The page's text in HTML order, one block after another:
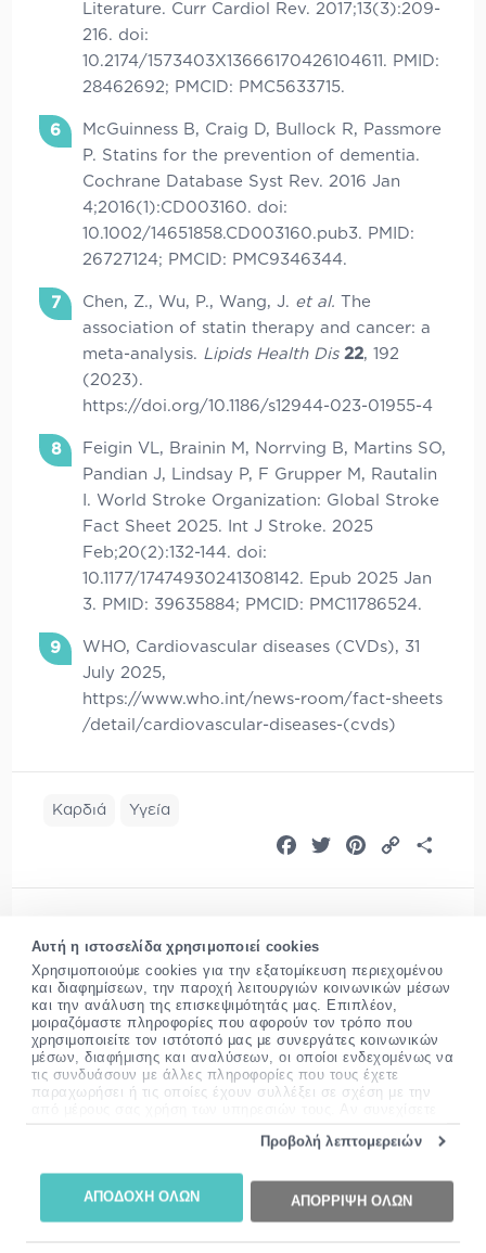
Αυτή η ιστοσελίδα χρησιμοποιεί cookies
Χρησιμοποιούμε cookies για την εξατομίκευση περιεχομένου
και διαφημίσεων, την παροχή λειτουργιών κοινωνικών μέσων
και την ανάλυση της επισκεψιμότητάς μας. Επιπλέον,
μοιραζόμαστε πληροφορίες που αφορούν τον τρόπο που
χρησιμοποιείτε τον ιστότοπό μας με συνεργάτες κοινωνικών
μέσων, διαφήμισης και αναλύσεων, οι οποίοι ενδεχομένως να
τις συνδυάσουν με άλλες πληροφορίες που τους έχετε
παραχωρήσει ή τις οποίες έχουν συλλέξει σε σχέση με την
να δείτεεδώ.
Προβολή λεπτομερειών
ΑΠΟΔΟΧΗ ΟΛΩΝ ΑΠΟΡΡΙΨΗ ΟΛΩΝ
Literature. Curr Cardiol Rev. 2017;13(3):209-
216. doi:
10.2174/1573403X13666170426104611. PMID:
28462692; PMCID: PMC5633715.
McGuinness B, Craig D, Bullock R, Passmore
P. Statins for the prevention of dementia.
Cochrane Database Syst Rev. 2016 Jan
4;2016(1):CD003160. doi:
10.1002/14651858.CD003160.pub3. PMID:
26727124; PMCID: PMC9346344.
Chen, Z., Wu, P., Wang, J. et al. The
association of statin therapy and cancer: a
meta-analysis. Lipids Health Dis 22, 192
(2023).
https://doi.org/10.1186/s12944-023-01955-4
Feigin VL, Brainin M, Norrving B, Martins SO,
Pandian J, Lindsay P, F Grupper M, Rautalin
I. World Stroke Organization: Global Stroke
Fact Sheet 2025. Int J Stroke. 2025
Feb;20(2):132-144. doi:
10.1177/17474930241308142. Epub 2025 Jan
3. PMID: 39635884; PMCID: PMC11786524.
WHO, Cardiovascular diseases (CVDs), 31
July 2025,
https://www.who.int/news-room/fact-sheets
/detail/cardiovascular-diseases-(cvds)
Καρδιά Υγεία
Facebook
TwitterPinterest
Copy
Όλγα Αθανασοπούλου- Μοριακή
<p>BSc, Βιολόγος. Απόφοιτος του Τμήματος
Μοριακής Βιολογίας και Γενετικής του
Δημοκριτείου πανεπιστημίου Θράκης. Εργάζεται